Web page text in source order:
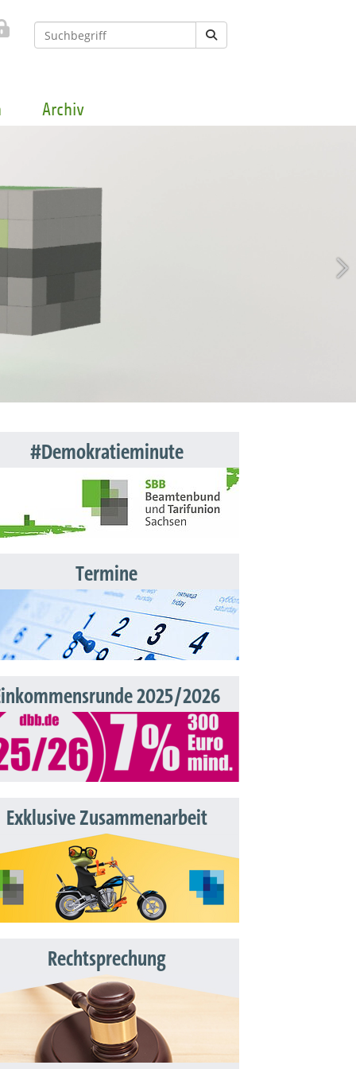
Archiv
in die SBB-Familie:
#Demokratieminute
Termine
2025/2026
Exklusive Zusammenarbeit
Rechtsprechung